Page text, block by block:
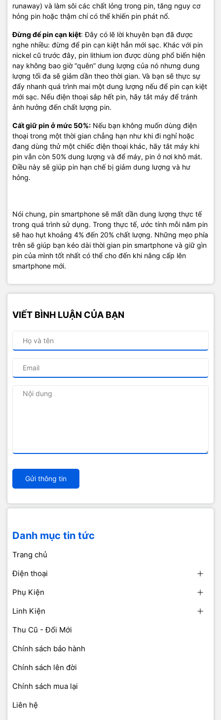
runaway) và làm sôi các chất lỏng trong pin, tăng nguy cơ
hỏng pin hoặc thậm chí có thể khiến pin phát nổ.
Đừng để pin cạn kiệt: Đây có lẽ lời khuyên bạn đã được
nghe nhiều: đừng để pin cạn kiệt hẳn mới sạc. Khác với pin
nickel cũ trước đây, pin lithium ion được dùng phổ biến hiện
nay không bao giờ “quên” dung lượng của nó nhưng dung
lượng tối đa sẽ giảm dần theo thời gian. Và bạn sẽ thực sự
đẩy nhanh quá trình mai một dung lượng nếu để pin cạn kiệt
mới sạc. Nếu điện thoại sắp hết pin, hãy tắt máy để tránh
ảnh hưởng đến chất lượng pin.
Cất giữ pin ở mức 50%: Nếu bạn không muốn dùng điện
thoại trong một thời gian chẳng hạn như khi đi nghỉ hoặc
đang dùng thử một chiếc điện thoại khác, hãy tắt máy khi
pin vẫn còn 50% dung lượng và để máy, pin ở nơi khô mát.
Điều này sẽ giúp pin hạn chế bị giảm dung lượng và hư
hỏng.
Nói chung, pin smartphone sẽ mất dần dung lượng thực tế
trong quá trình sử dụng. Trong thực tế, ước tính mỗi năm pin
sẽ hao hụt khoảng 4% đến 20% chất lượng. Những mẹo phía
trên sẽ giúp bạn kéo dài thời gian pin smartphone và giữ gìn
pin của mình tốt nhất có thể cho đến khi nâng cấp lên
smartphone mới.
VIẾT BÌNH LUẬN CỦA BẠN
Gửi thông tin
Danh mục tin tức
Trang chủ
Điện thoại
Phụ Kiện
Linh Kiện
Thu Cũ - Đổi Mới
Chính sách bảo hành
Chính sách lên đời
Chính sách mua lại
Liên hệ